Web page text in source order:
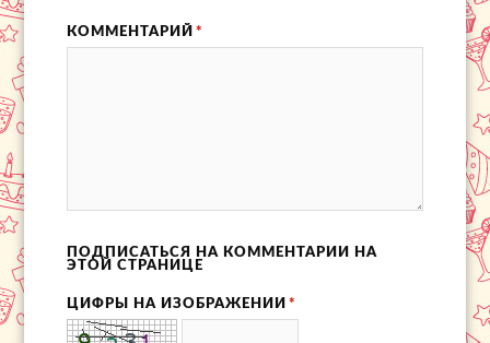
КОММЕНТАРИЙ *
ПОДПИСАТЬСЯ НА КОММЕНТАРИИ НА
ЭТОЙ СТРАНИЦЕ
ЦИФРЫ НА ИЗОБРАЖЕНИИ *